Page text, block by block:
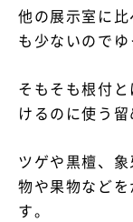
他の展示室に
も少ないのでゆ
そもそも根付
けるのに使う留
ツゲや黒檀、
物や果物など
す。